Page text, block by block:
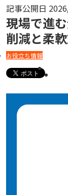
記事公開日
現場で進
削減と柔
お役立ち情報